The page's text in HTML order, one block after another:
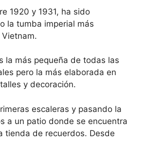
1920 y 1931, ha sido
la tumba imperial más
la más pequeña de todas las
pero la más elaborada en
y decoración.
escaleras y pasando la
a un patio donde se encuentra
tienda de recuerdos. Desde